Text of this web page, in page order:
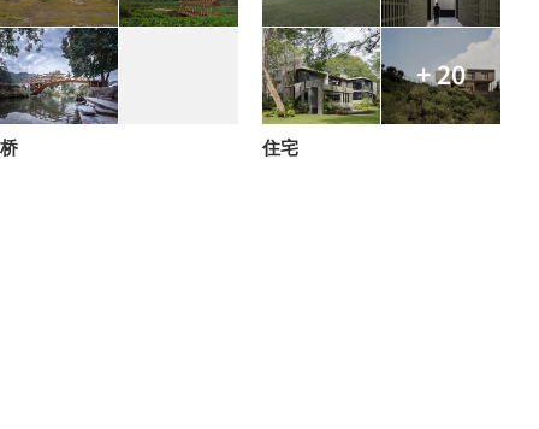
桥
+ 20
住宅